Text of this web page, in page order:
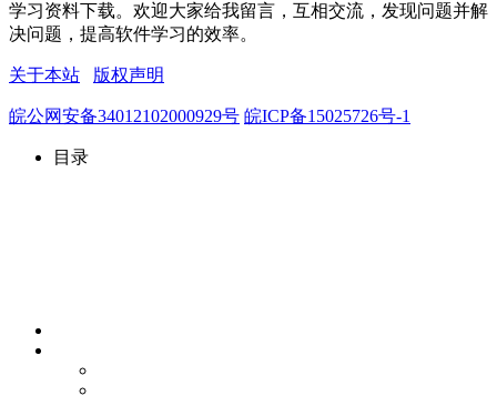
学习资料下载。欢迎大家给我留言，互相交流，发现问题并解
决问题，提高软件学习的效率。
关于本站 版权声明
皖公网安备34012102000929号 皖ICP备15025726号-1
目录